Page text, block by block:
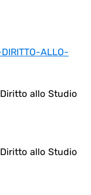
ALLO-
allo Studio
allo Studio